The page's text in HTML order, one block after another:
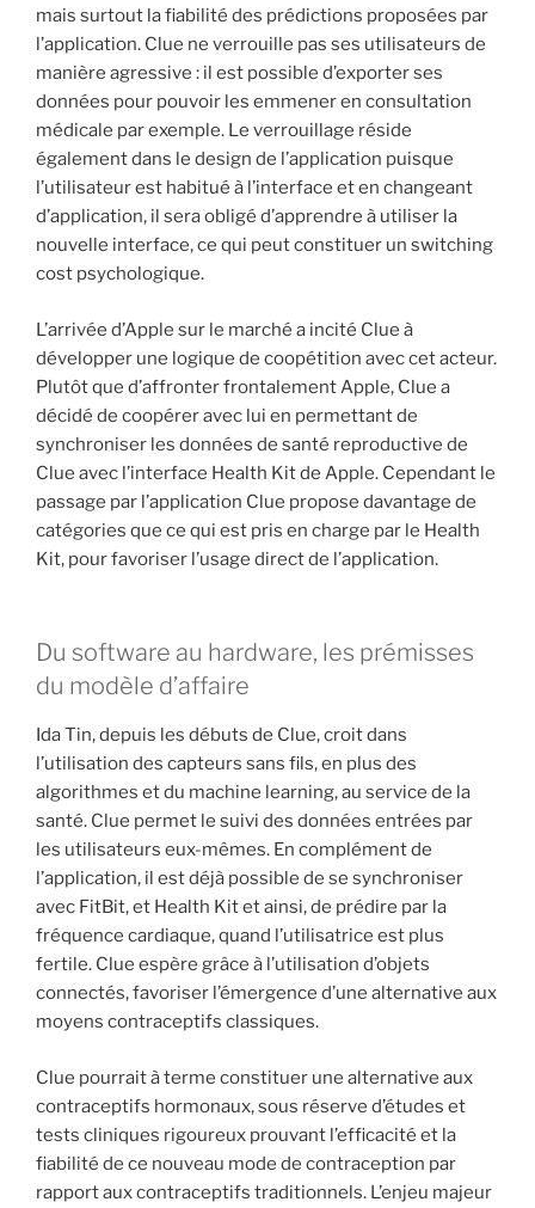
mais surtout la fiabilité des prédictions proposées par
l’application. Clue ne verrouille pas ses utilisateurs de
manière agressive : il est possible d’exporter ses
données pour pouvoir les emmener en consultation
médicale par exemple. Le verrouillage réside
également dans le design de l’application puisque
l’utilisateur est habitué à l’interface et en changeant
d’application, il sera obligé d’apprendre à utiliser la
nouvelle interface, ce qui peut constituer un switching
cost psychologique.
L’arrivée d’Apple sur le marché a incité Clue à
développer une logique de coopétition avec cet acteur.
Plutôt que d’affronter frontalement Apple, Clue a
décidé de coopérer avec lui en permettant de
synchroniser les données de santé reproductive de
Clue avec l’interface Health Kit de Apple. Cependant le
passage par l’application Clue propose davantage de
catégories que ce qui est pris en charge par le Health
Kit, pour favoriser l’usage direct de l’application.
Du software au hardware, les prémisses
du modèle d’affaire
Ida Tin, depuis les débuts de Clue, croit dans
l’utilisation des capteurs sans fils, en plus des
algorithmes et du machine learning, au service de la
santé. Clue permet le suivi des données entrées par
les utilisateurs eux-mêmes. En complément de
l’application, il est déjà possible de se synchroniser
avec FitBit, et Health Kit et ainsi, de prédire par la
fréquence cardiaque, quand l’utilisatrice est plus
fertile. Clue espère grâce à l’utilisation d’objets
connectés, favoriser l’émergence d’une alternative aux
moyens contraceptifs classiques.
Clue pourrait à terme constituer une alternative aux
contraceptifs hormonaux, sous réserve d’études et
tests cliniques rigoureux prouvant l’efficacité et la
fiabilité de ce nouveau mode de contraception par
rapport aux contraceptifs traditionnels. L’enjeu majeur